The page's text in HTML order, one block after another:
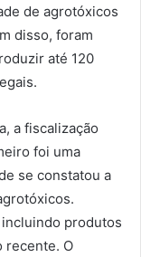
de agrotóxicos
disso, foram
até 120
a fiscalização
foi uma
se constatou a
produtos
recente. O